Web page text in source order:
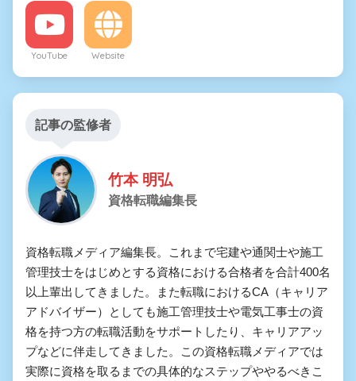
YouTube Website
記事の監修者
竹本 明弘
資格転職編集長
資格転職メディア編集長。これまで宅建や通関士や施工
管理技士をはじめとする資格における合格者を合計400名
以上輩出してきました。また転職におけるCA（キャリア
アドバイザー）としても施工管理技士や電気工事士の資
格を持つ方の転職活動をサポートしたり、キャリアアッ
プなどに伴走してきました。この資格転職メディアでは
実際に資格を取るまでの具体的なステップややるべきこ